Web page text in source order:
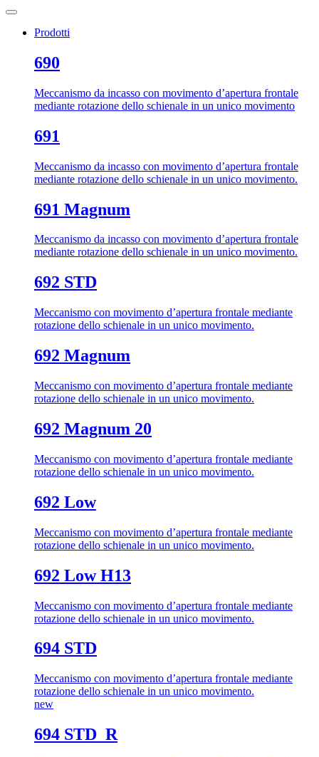
Prodotti
690
Meccanismo da incasso con movimento d’apertura frontale
mediante rotazione dello schienale in un unico movimento
691
Meccanismo da incasso con movimento d’apertura frontale
mediante rotazione dello schienale in un unico movimento.
691 Magnum
Meccanismo da incasso con movimento d’apertura frontale
mediante rotazione dello schienale in un unico movimento.
692 STD
Meccanismo con movimento d’apertura frontale mediante
rotazione dello schienale in un unico movimento.
692 Magnum
Meccanismo con movimento d’apertura frontale mediante
rotazione dello schienale in un unico movimento.
692 Magnum 20
Meccanismo con movimento d’apertura frontale mediante
rotazione dello schienale in un unico movimento.
692 Low
Meccanismo con movimento d’apertura frontale mediante
rotazione dello schienale in un unico movimento.
692 Low H13
Meccanismo con movimento d’apertura frontale mediante
rotazione dello schienale in un unico movimento.
694 STD
Meccanismo con movimento d’apertura frontale mediante
rotazione dello schienale in un unico movimento.
new
694 STD_R